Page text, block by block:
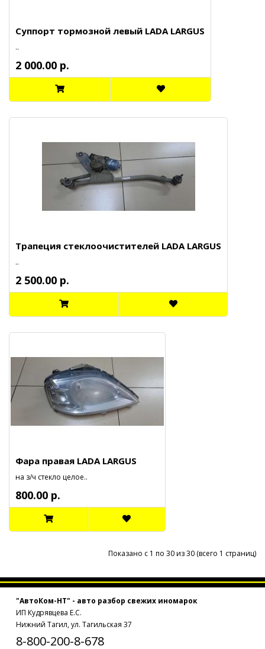
Суппорт тормозной левый LADA LARGUS
..
2 000.00 р.
Трапеция стеклоочистителей LADA LARGUS
..
2 500.00 р.
Фара правая LADA LARGUS
на з/ч стекло целое..
800.00 р.
Показано с 1 по 30 из 30 (всего 1 страниц)
"АвтоКом-НТ" - авто разбор свежих иномарок
ИП Кудрявцева Е.С.
Нижний Тагил, ул. Тагильская 37
8-800-200-8-678